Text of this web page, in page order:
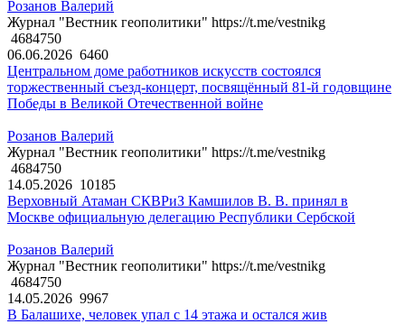
Розанов Валерий
Журнал "Вестник геополитики" https://t.me/vestnikg
4684750
06.06.2026 6460
Центральном доме работников искусств состоялся
торжественный съезд-концерт, посвящённый 81-й годовщине
Победы в Великой Отечественной войне
Розанов Валерий
Журнал "Вестник геополитики" https://t.me/vestnikg
4684750
14.05.2026 10185
Верховный Атаман СКВРиЗ Камшилов В. В. принял в
Москве официальную делегацию Республики Сербской
Розанов Валерий
Журнал "Вестник геополитики" https://t.me/vestnikg
4684750
14.05.2026 9967
В Балашихе, человек упал с 14 этажа и остался жив